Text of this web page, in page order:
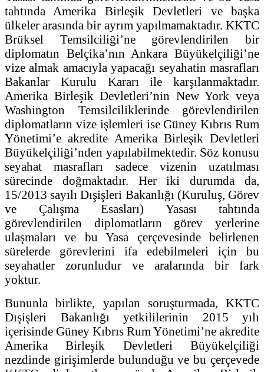
tahtında Amerika Birleşik Devletleri ve başka
ülkeler arasında bir ayrım yapılmamaktadır. KKTC
Brüksel Temsilciliği’ne görevlendirilen bir
diplomatın Belçika’nın Ankara Büyükelçiliği’ne
vize almak amacıyla yapacağı seyahatin masrafları
Bakanlar Kurulu Kararı ile karşılanmaktadır.
Amerika Birleşik Devletleri’nin New York veya
Washington Temsilciliklerinde görevlendirilen
diplomatların vize işlemleri ise Güney Kıbrıs Rum
Yönetimi’e akredite Amerika Birleşik Devletleri
Büyükelçiliği’nden yapılabilmektedir. Söz konusu
seyahat masrafları sadece vizenin uzatılması
sürecinde doğmaktadır. Her iki durumda da,
15/2013 sayılı Dışişleri Bakanlığı (Kuruluş, Görev
ve Çalışma Esasları) Yasası tahtında
görevlendirilen diplomatların görev yerlerine
ulaşmaları ve bu Yasa çerçevesinde belirlenen
sürelerde görevlerini ifa edebilmeleri için bu
seyahatler zorunludur ve aralarında bir fark
yoktur.
Bununla birlikte, yapılan soruşturmada, KKTC
Dışişleri Bakanlığı yetkililerinin 2015 yılı
içerisinde Güney Kıbrıs Rum Yönetimi’ne akredite
Amerika Birleşik Devletleri Büyükelçiliği
nezdinde girişimlerde bulunduğu ve bu çerçevede